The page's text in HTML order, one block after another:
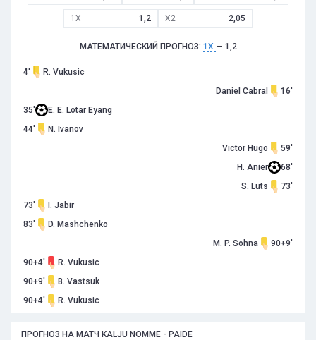
1X 1,2 X2 2,05
МАТЕМАТИЧЕСКИЙ ПРОГНОЗ: 1X — 1,2
4'
R. Vukusic
Daniel Cabral
16'
35'
E. E. Lotar Eyang
44'
N. Ivanov
Victor Hugo
59'
H. Anier
68'
S. Luts
73'
73'
I. Jabir
83'
D. Mashchenko
M. P. Sohna
90+9'
90+4'
R. Vukusic
90+9'
B. Vastsuk
90+4'
R. Vukusic
ПРОГНОЗ НА МАТЧ KALJU NOMME - PAIDE